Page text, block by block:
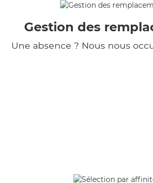
Gestion des
Une absence ? Nous nous